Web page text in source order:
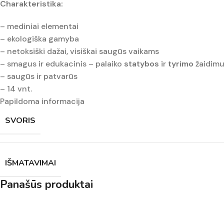
Charakteristika:
– mediniai elementai
– ekologiška gamyba
– netoksiški dažai, visiškai saugūs vaikams
– smagus ir edukacinis – palaiko statybos ir tyrimo
– saugūs ir patvarūs
– 14 vnt.
Papildoma informacija
SVORIS
IŠMATAVIMAI
Panašūs produktai